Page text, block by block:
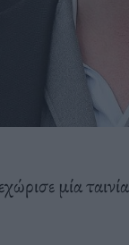
μία